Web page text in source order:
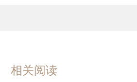
相关阅读